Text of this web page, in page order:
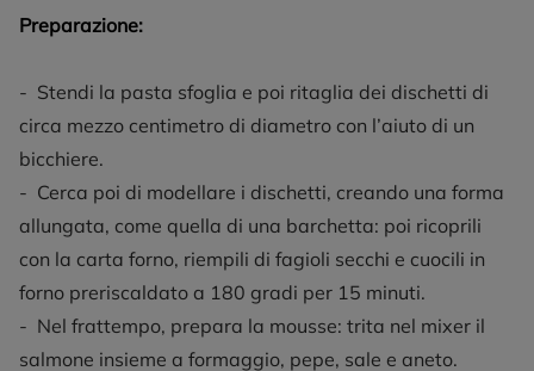
Preparazione:
- Stendi la pasta sfoglia e poi ritaglia dei dischetti di
circa mezzo centimetro di diametro con l’aiuto di un
bicchiere.
- Cerca poi di modellare i dischetti, creando una forma
allungata, come quella di una barchetta: poi ricoprili
con la carta forno, riempili di fagioli secchi e cuocili in
forno preriscaldato a 180 gradi per 15 minuti.
- Nel frattempo, prepara la mousse: trita nel mixer il
salmone insieme a formaggio, pepe, sale e aneto.